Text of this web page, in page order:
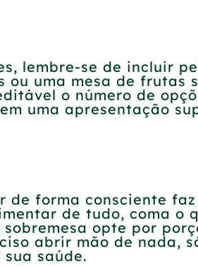
lembre-se de incluir
uma mesa de frutas
o número de
uma apresentação
de forma consciente
de tudo, coma o
opte por
abrir mão de nada,
saúde.